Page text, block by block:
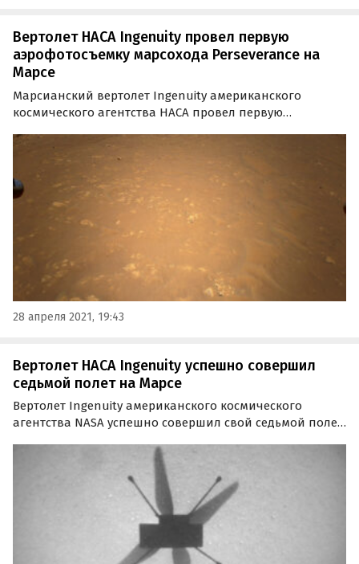
Вертолет НАСА Ingenuity провел первую
аэрофотосъемку марсохода Perseverance на
Марсе
Марсианский вертолет Ingenuity американского
космического агентства НАСА провел первую
апреля на Земле получили фотоснимок марсохода,
сделанный с летящего над поверхностью Марса
вертолета в воскресенье…
28 апреля 2021, 19:43
Вертолет НАСА Ingenuity успешно совершил
седьмой полет на Марсе
Вертолет Ingenuity американского космического
агентства NASA успешно совершил свой седьмой полет
фотографию. Об этом сообщила в Twitter Лаборатория
реактивного движения NASA.